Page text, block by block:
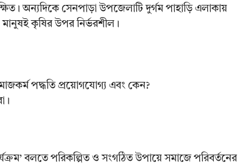
অন্যদিকে সেনপাড়া উপজেলাটি দুর্গম পাহাড়ি এলাকায়
কৃষির উপর নির্ভরশীল।
পদ্ধতি প্রয়োগযোগ্য এবং কেন?
বলতে পরিকল্পিত ও সংগঠিত উপায়ে সমাজে পরিবর্তনের